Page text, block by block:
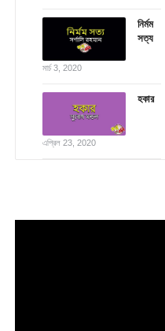
নির্মম
সত্য
মার্চ 3, 2020
হকার
এপ্রিল 23, 2020